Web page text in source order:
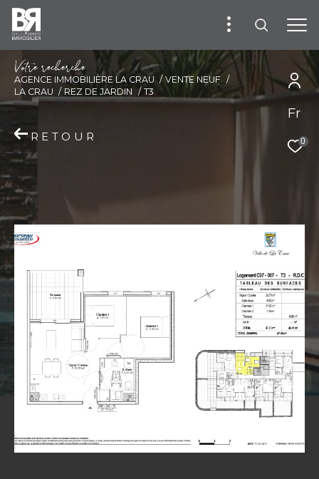
Fr
0
Votre recherche
AGENCE IMMOBILIÈRE LA CRAU
VENTE NEUF
LA CRAU
REZ DE JARDIN T3
RETOUR